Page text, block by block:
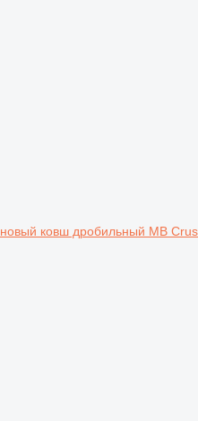
новый ковш дробильный MB